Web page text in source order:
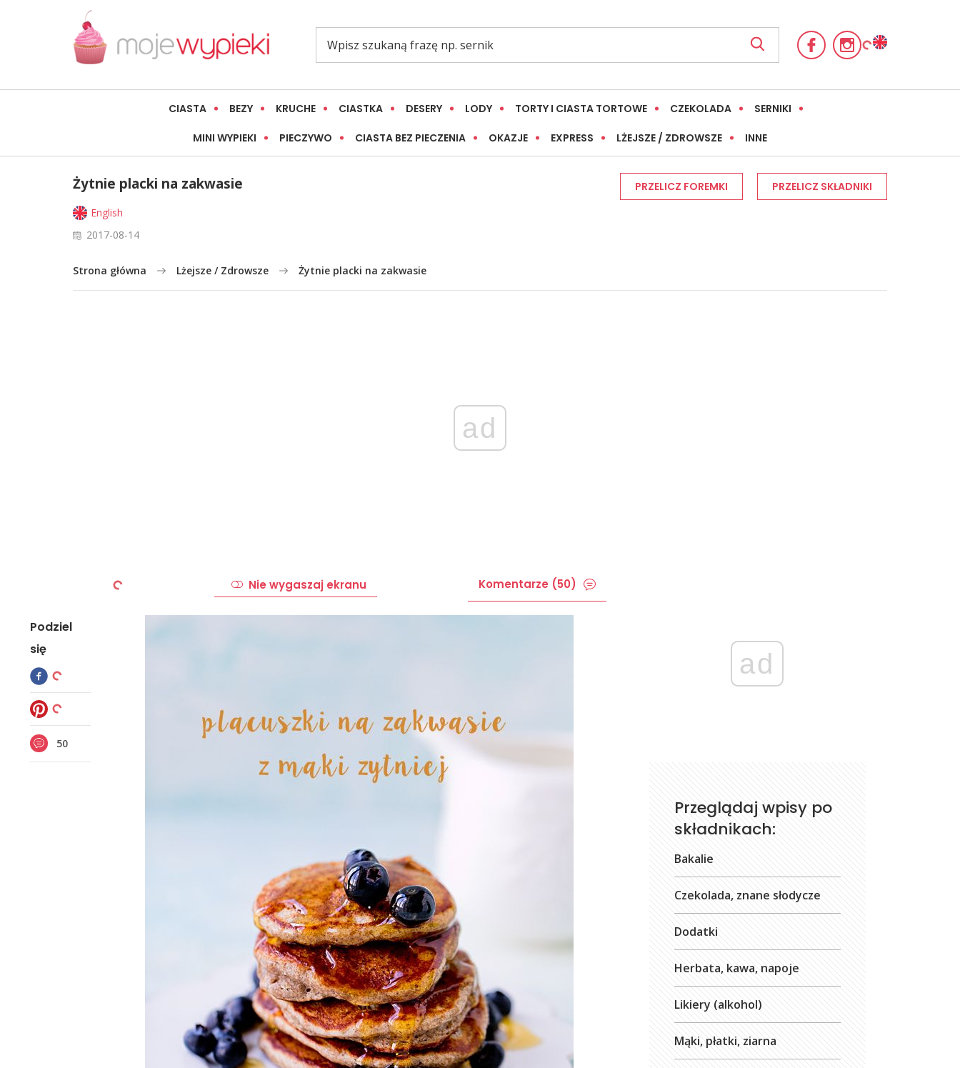
CIASTA BEZY KRUCHE CIASTKA DESERY LODY TORTY I CIASTA TORTOWE CZEKOLADA SERNIKI
MINI WYPIEKI PIECZYWO CIASTA BEZ PIECZENIA OKAZJE EXPRESS LŻEJSZE / ZDROWSZE INNE
Żytnie placki na zakwasie
English
2017-08-14
PRZELICZ FOREMKI PRZELICZ SKŁADNIKI
Strona główna Lżejsze / Zdrowsze Żytnie placki na zakwasie
ad
Podziel
się
50
Nie wygaszaj ekranu Komentarze (50)
ad
Przeglądaj wpisy po
składnikach:
Bakalie
Czekolada, znane słodycze
Dodatki
Herbata, kawa, napoje
Likiery (alkohol)
Mąki, płatki, ziarna